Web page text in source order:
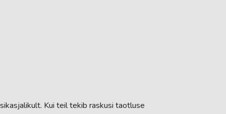
Kui teil tekib raskusi taotluse